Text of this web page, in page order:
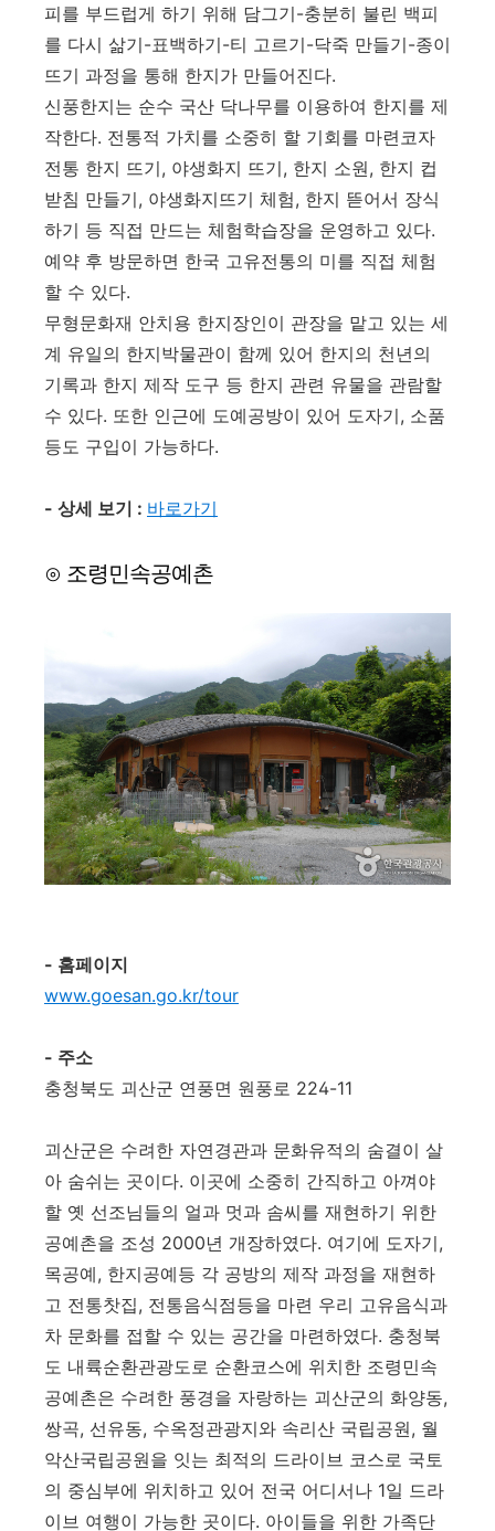
피를 부드럽게 하기 위해 담그기-충분히 불린 백피
를 다시 삶기-표백하기-티 고르기-닥죽 만들기-종이
뜨기 과정을 통해 한지가 만들어진다.
신풍한지는 순수 국산 닥나무를 이용하여 한지를 제
작한다. 전통적 가치를 소중히 할 기회를 마련코자
전통 한지 뜨기, 야생화지 뜨기, 한지 소원, 한지 컵
받침 만들기, 야생화지뜨기 체험, 한지 뜯어서 장식
하기 등 직접 만드는 체험학습장을 운영하고 있다.
예약 후 방문하면 한국 고유전통의 미를 직접 체험
할 수 있다.
무형문화재 안치용 한지장인이 관장을 맡고 있는 세
계 유일의 한지박물관이 함께 있어 한지의 천년의
기록과 한지 제작 도구 등 한지 관련 유물을 관람할
수 있다. 또한 인근에 도예공방이 있어 도자기, 소품
등도 구입이 가능하다.
- 상세 보기 : 바로가기
⊙ 조령민속공예촌
- 홈페이지
www.goesan.go.kr/tour
- 주소
충청북도 괴산군 연풍면 원풍로 224-11
괴산군은 수려한 자연경관과 문화유적의 숨결이 살
아 숨쉬는 곳이다. 이곳에 소중히 간직하고 아껴야
할 옛 선조님들의 얼과 멋과 솜씨를 재현하기 위한
공예촌을 조성 2000년 개장하였다. 여기에 도자기,
목공예, 한지공예등 각 공방의 제작 과정을 재현하
고 전통찻집, 전통음식점등을 마련 우리 고유음식과
차 문화를 접할 수 있는 공간을 마련하였다. 충청북
도 내륙순환관광도로 순환코스에 위치한 조령민속
공예촌은 수려한 풍경을 자랑하는 괴산군의 화양동,
쌍곡, 선유동, 수옥정관광지와 속리산 국립공원, 월
악산국립공원을 잇는 최적의 드라이브 코스로 국토
의 중심부에 위치하고 있어 전국 어디서나 1일 드라
이브 여행이 가능한 곳이다. 아이들을 위한 가족단